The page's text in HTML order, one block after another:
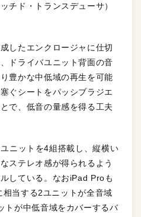
チド・トランスデューサ）
したエンクロージャに仕切
ドライバユニット背面の音
豊かな中低域の再生を可能
ぐシートをパッシブラジエ
で、低音の量感を得る工夫
ニットを4組搭載し、縦横い
ステレオ感が得られるよう
している。なおiPad Proも
当する2ユニットが全音域
トが中低音域をカバーするバ